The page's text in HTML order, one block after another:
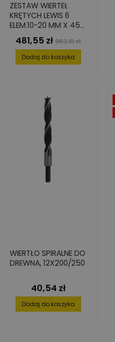
ZESTAW WIERTEŁ
KRĘTYCH LEWIS 6
ELEM.10-20 MM X 450
Cena
481,55 zł Cena
podstawowa
963,10 zł
Dodaj do koszyka
WIERTŁO SPIRALNE DO
DREWNA, 12X200/250
Cena
40,54 zł
Dodaj do koszyka